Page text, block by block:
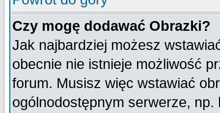
Czy mogę dodawać Obrazki?
Jak najbardziej możesz
obecnie nie istnieje możliwość
forum. Musisz więc wstawiać
ogólnodostępnym serwerze,